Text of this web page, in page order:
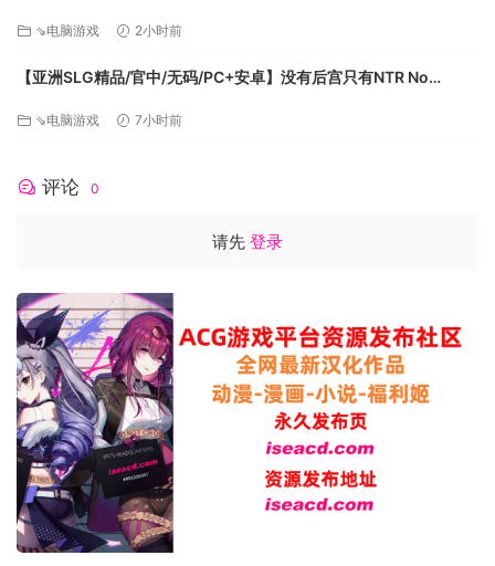
⇘电脑游戏 2小时前
【亚洲SLG精品/官中/无码/PC+安卓】没有后宫只有NTR No
⇘电脑游戏 7小时前
评论 0
请先 登录